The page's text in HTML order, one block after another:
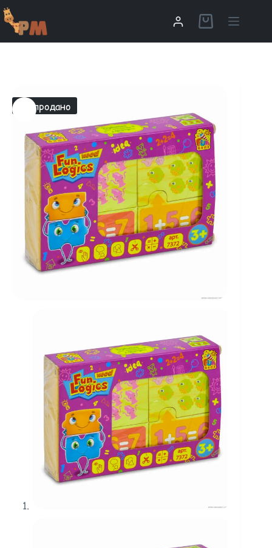
Распродано